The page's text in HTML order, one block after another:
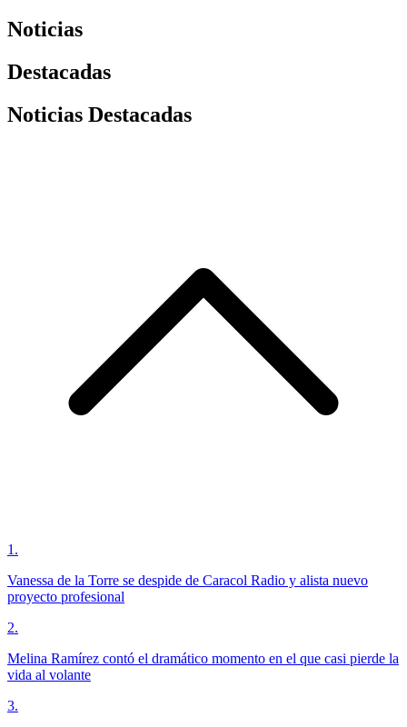
Noticias
Destacadas
Noticias Destacadas
1 .
Vanessa de la Torre se despide de Caracol Radio y alista nuevo
proyecto profesional
2.
Melina Ramírez contó el dramático momento en el que casi pierde la
vida al volante
3.